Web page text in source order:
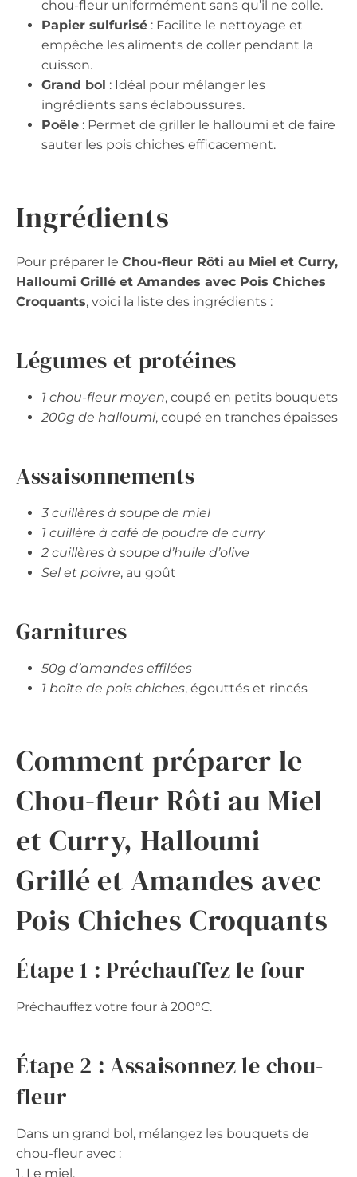
chou-fleur uniformément sans qu’il ne colle.
Papier sulfurisé : Facilite le nettoyage et
empêche les aliments de coller pendant la
cuisson.
Grand bol : Idéal pour mélanger les
ingrédients sans éclaboussures.
Poêle : Permet de griller le halloumi et de faire
sauter les pois chiches efficacement.
Ingrédients
Pour préparer le Chou-fleur Rôti au Miel et Curry,
Halloumi Grillé et Amandes avec Pois Chiches
Croquants, voici la liste des ingrédients :
Légumes et protéines
1 chou-fleur moyen, coupé en petits bouquets
200g de halloumi, coupé en tranches épaisses
Assaisonnements
3 cuillères à soupe de miel
1 cuillère à café de poudre de curry
2 cuillères à soupe d’huile d’olive
Sel et poivre, au goût
Garnitures
50g d’amandes effilées
1 boîte de pois chiches, égouttés et rincés
Comment préparer le
Chou-fleur Rôti au Miel
et Curry, Halloumi
Grillé et Amandes avec
Pois Chiches Croquants
Étape 1 : Préchauffez le four
Préchauffez votre four à 200°C.
Étape 2 : Assaisonnez le chou-
fleur
Dans un grand bol, mélangez les bouquets de
chou-fleur avec :
1. Le miel,